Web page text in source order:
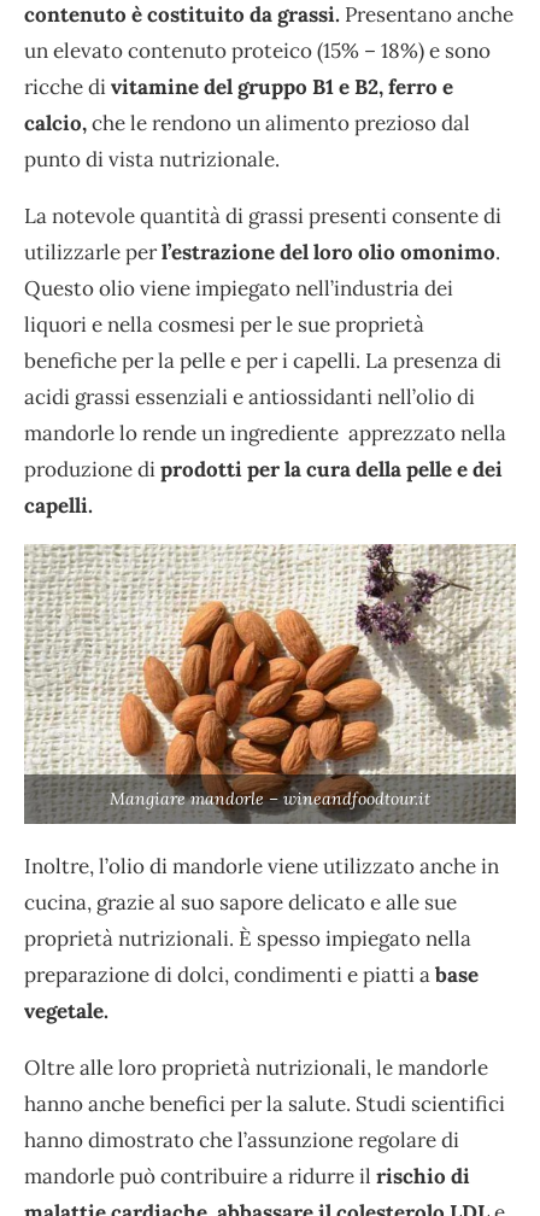
contenuto è costituito da grassi. Presentano anche
un elevato contenuto proteico (15% – 18%) e sono
ricche divitamine del gruppo B1 e B2, ferro e
calcio,che le rendono un alimento prezioso dal
punto di vista nutrizionale.
La notevole quantità di grassi presenti consente di
utilizzarle perl’estrazione del loro olio omonimo.
Questo olio viene impiegato nell’industria dei
liquori e nella cosmesi per le sue proprietà
benefiche per la pelle e per i capelli. La presenza di
acidi grassi essenziali e antiossidanti nell’olio di
mandorle lo rende un ingrediente apprezzato nella
produzione diprodotti per la cura della pelle e dei
capelli.
Mangiare mandorle – wineandfoodtour.it
Inoltre, l’olio di mandorle viene utilizzato anche in
cucina, grazie al suo sapore delicato e alle sue
proprietà nutrizionali. È spesso impiegato nella
preparazione di dolci, condimenti e piatti abase
vegetale.
Oltre alle loro proprietà nutrizionali, le mandorle
hanno anche benefici per la salute. Studi scientifici
hanno dimostrato che l’assunzione regolare di
mandorle può contribuire a ridurre il rischio di